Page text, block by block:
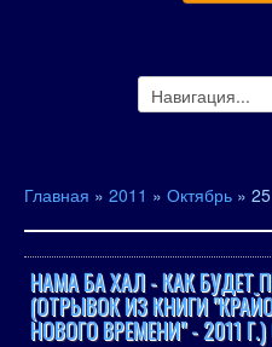
Главная » 2011 » Октябрь » 25
НАМА БА ХАЛ - КАК БУДЕТ
(ОТРЫВОК ИЗ КНИГИ
НОВОГО ВРЕМЕНИ" - 2011